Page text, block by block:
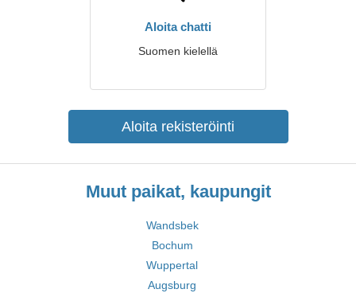
Aloita chatti
Suomen kielellä
Aloita rekisteröinti
Muut paikat, kaupungit
Wandsbek
Bochum
Wuppertal
Augsburg